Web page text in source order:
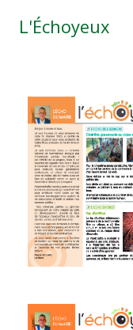
L'Échoyeux